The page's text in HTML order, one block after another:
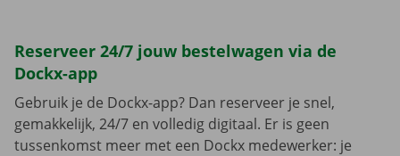
Reserveer 24/7 jouw bestelwagen via de
Dockx-app
Gebruik je de Dockx-app? Dan reserveer je snel,
gemakkelijk, 24/7 en volledig digitaal. Er is geen
tussenkomst meer met een Dockx medewerker: je